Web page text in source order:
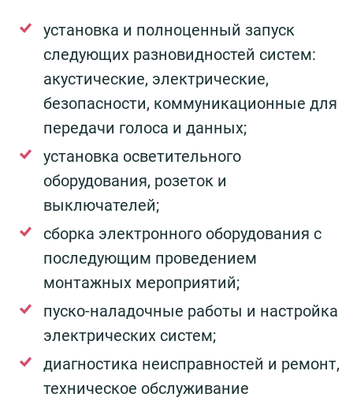
установка и полноценный запуск
следующих разновидностей систем:
акустические, электрические,
безопасности, коммуникационные для
передачи голоса и данных;
установка осветительного
оборудования, розеток и
выключателей;
сборка электронного оборудования с
последующим проведением
монтажных мероприятий;
пуско-наладочные работы и настройка
электрических систем;
диагностика неисправностей и ремонт,
техническое обслуживание